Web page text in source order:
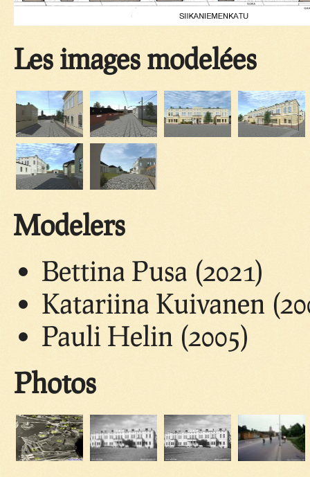
Les images modelées
Modelers
Bettina Pusa (2021)
Katariina Kuivanen
Pauli Helin (2005)
Photos